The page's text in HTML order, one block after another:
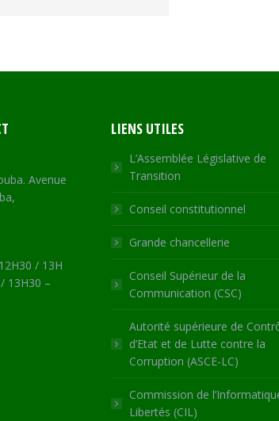
Avenue
/ 13H
13H30 –
LIENS UTILES
L’Assemblée Législative de
Transition
Conseil constitutionnel
Grande chancellerie
Conseil Supérieur de la
Communication (CSC)
Autorité supérieure de
d’Etat et de Lutte contre la
Corruption (ASCE-LC)
Commission de
Libertés (CIL)